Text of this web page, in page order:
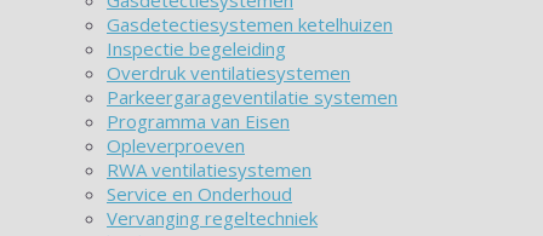
Gasdetectiesystemen ketelhuizen
Inspectie begeleiding
Overdruk ventilatiesystemen
Parkeergarageventilatie systemen
Programma van Eisen
Opleverproeven
RWA ventilatiesystemen
Service en Onderhoud
Vervanging regeltechniek